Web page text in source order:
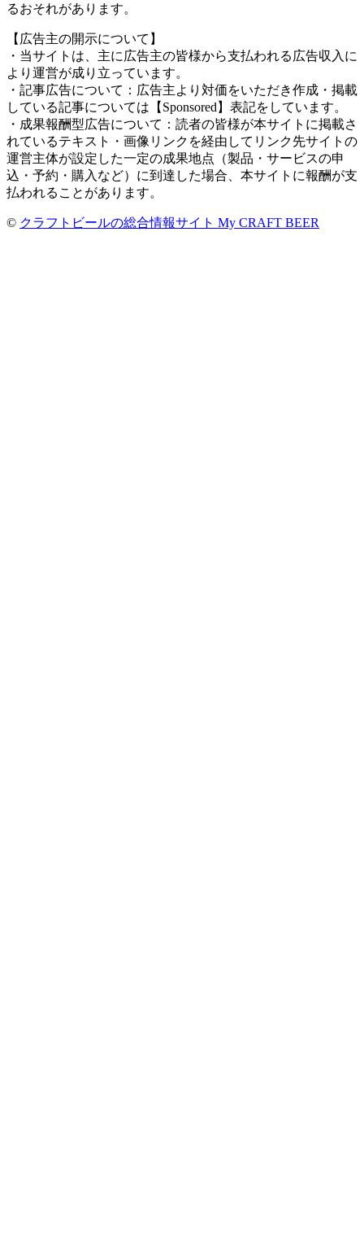
るおそれがあります。
【広告主の開示について】
・当サイトは、主に広告主の皆様から支払われる広告収入に
より運営が成り立っています。
・記事広告について：広告主より対価をいただき作成・掲載
している記事については【Sponsored】表記をしています。
・成果報酬型広告について：読者の皆様が本サイトに掲載さ
れているテキスト・画像リンクを経由してリンク先サイトの
運営主体が設定した一定の成果地点（製品・サービスの申
込・予約・購入など）に到達した場合、本サイトに報酬が支
払われることがあります。
© クラフトビールの総合情報サイト My CRAFT BEER